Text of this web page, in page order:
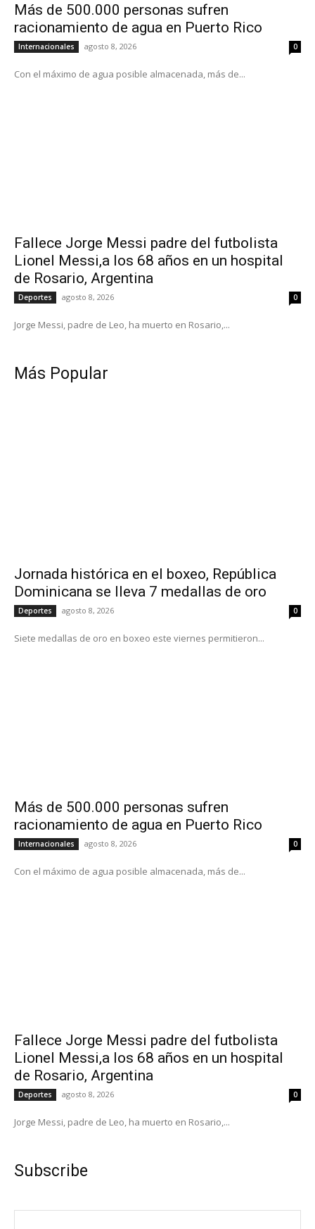
Más de 500.000 personas sufren
racionamiento de agua en Puerto Rico
Internacionales agosto 8, 2026 0
Con el máximo de agua posible almacenada, más de...
Fallece Jorge Messi padre del futbolista
Lionel Messi,a los 68 años en un hospital
de Rosario, Argentina
Deportes agosto 8, 2026 0
Jorge Messi, padre de Leo, ha muerto en Rosario,...
Más Popular
Jornada histórica en el boxeo, República
Dominicana se lleva 7 medallas de oro
Deportes agosto 8, 2026 0
Siete medallas de oro en boxeo este viernes permitieron...
Más de 500.000 personas sufren
racionamiento de agua en Puerto Rico
Internacionales agosto 8, 2026 0
Con el máximo de agua posible almacenada, más de...
Fallece Jorge Messi padre del futbolista
Lionel Messi,a los 68 años en un hospital
de Rosario, Argentina
Deportes agosto 8, 2026 0
Jorge Messi, padre de Leo, ha muerto en Rosario,...
Subscribe